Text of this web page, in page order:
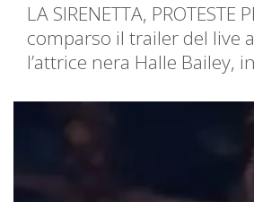
LA SIRENETTA,
comparso il trailer del live
l’attrice nera Halle Bailey,